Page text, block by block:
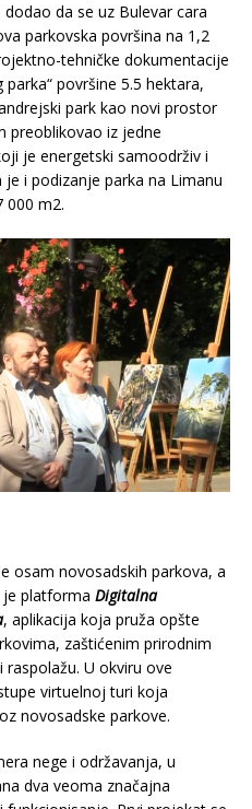
da se uz Bulevar cara
parkovska površina na 1,2
tehničke dokumentacije
površine 5.5 hektara,
park kao novi prostor
preoblikovao iz jedne
je energetski samoodrživ i
i podizanje parka na Limanu
000 m2.
osam novosadskih parkova, a
platforma Digitalna
, aplikacija koja pruža opšte
zaštićenim prirodnim
U okviru ove
virtuelnoj turi koja
novosadske parkove.
nege i održavanja, u
dva veoma značajna